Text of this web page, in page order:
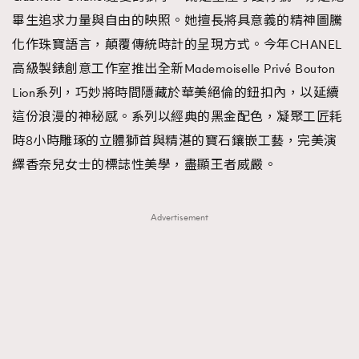
畢生追求力量與自由的映照。她擅長將具意義的精神圖騰
化作珠寶語言，顛覆傳統時計的呈現方式。今年CHANEL
高級製錶創意工作室推出全新Mademoiselle Privé Bouton
Lion系列，巧妙將時間隱藏於華美絕倫的鈕扣內，以延續
這份浪漫的神秘感。系列以經典的黑金配色，凝聚工匠耗
時8小時雕琢的立體獅首與精湛的寶石鑲嵌工藝，完美演
繹香奈兒女士的標誌性美學，盡顯王者威嚴。
Advertisement